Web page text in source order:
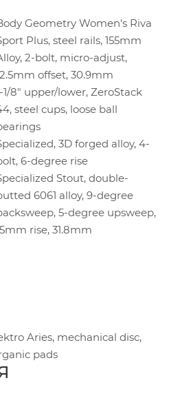
Geometry Women's Riva
Plus, steel rails, 155mm
2-bolt, micro-adjust,
offset, 30.9mm
1/8" upper/lower, ZeroStack
steel cups, loose ball
3D forged alloy, 4-
6-degree rise
Stout, double-
6061 alloy, 9-degree
5-degree upsweep,
rise, 31.8mm
Aries, mechanical disc,
pads